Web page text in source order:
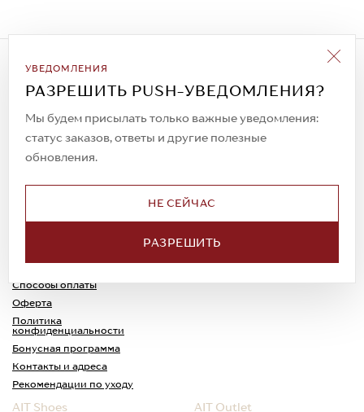
УВЕДОМЛЕНИЯ
РАЗРЕШИТЬ PUSH-УВЕДОМЛЕНИЯ?
Мы будем присылать только важные уведомления:
статус заказов, ответы и другие полезные
обновления.
НЕ СЕЙЧАС
РАЗРЕШИТЬ
Подписаться на рассылку
Всегда будьте в курсе новых акций и
спецпредложений!
© 2023. AIT Shoes
Все права защищены
Доставка
Способы оплаты
Оферта
Политика
конфиденциальности
Обмен и возврат
Каспи-Ред
Бонусная программа
Контакты и адреса
Рекомендации по уходу
AIT Shoes AIT Outlet